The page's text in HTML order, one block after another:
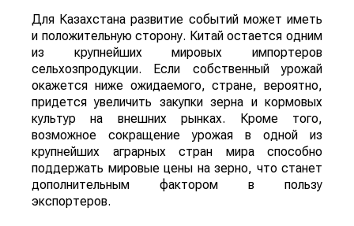
Для Казахстана развитие событий может иметь
и положительную сторону. Китай остается одним
из крупнейших мировых импортеров
сельхозпродукции. Если собственный урожай
окажется ниже ожидаемого, стране, вероятно,
придется увеличить закупки зерна и кормовых
культур на внешних рынках. Кроме того,
возможное сокращение урожая в одной из
крупнейших аграрных стран мира способно
поддержать мировые цены на зерно, что станет
дополнительным фактором в пользу
экспортеров.